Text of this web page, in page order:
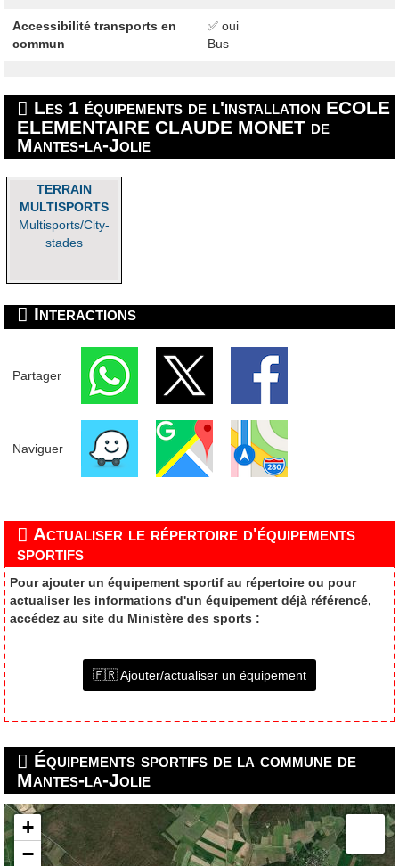
Accessibilité transports en
commun
✅ oui
Bus
Les 1 équipements de l'installation ECOLE
ELEMENTAIRE CLAUDE MONET de
Mantes-la-Jolie
TERRAIN
MULTISPORTS
Multisports/City-
stades
Interactions
Partager
Naviguer
Actualiser le répertoire d'équipements
sportifs
Pour ajouter un équipement sportif au répertoire ou pour
actualiser les informations d'un équipement déjà référencé,
accédez au site du Ministère des sports :
🇫🇷 Ajouter/actualiser un équipement
Équipements sportifs de la commune de
Mantes-la-Jolie
+
−